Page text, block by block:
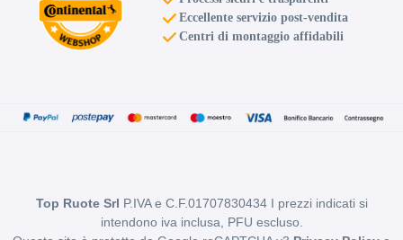
Foro centrale: 66.1mm
Esaurito
ET-8 5x139.7
ARCASTING Racer Matt
Eccellente servizio post-vendita
Centri di montaggio affidabili
Top Ruote Srl P.IVA e C.F.01707830434 I prezzi indicati si
intendono iva inclusa, PFU escluso.